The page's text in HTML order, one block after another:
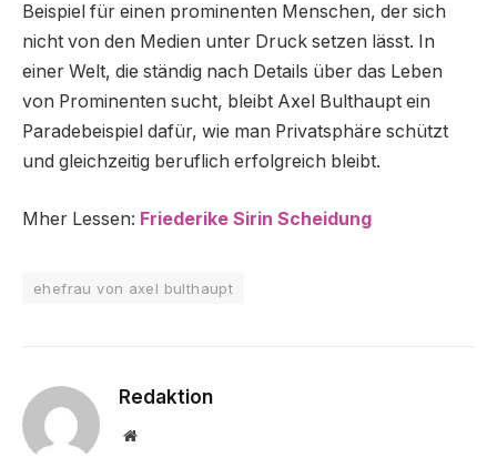
Beispiel für einen prominenten Menschen, der sich
nicht von den Medien unter Druck setzen lässt. In
einer Welt, die ständig nach Details über das Leben
von Prominenten sucht, bleibt Axel Bulthaupt ein
Paradebeispiel dafür, wie man Privatsphäre schützt
und gleichzeitig beruflich erfolgreich bleibt.
Mher Lessen: Friederike Sirin Scheidung
ehefrau von axel bulthaupt
Redaktion
Website